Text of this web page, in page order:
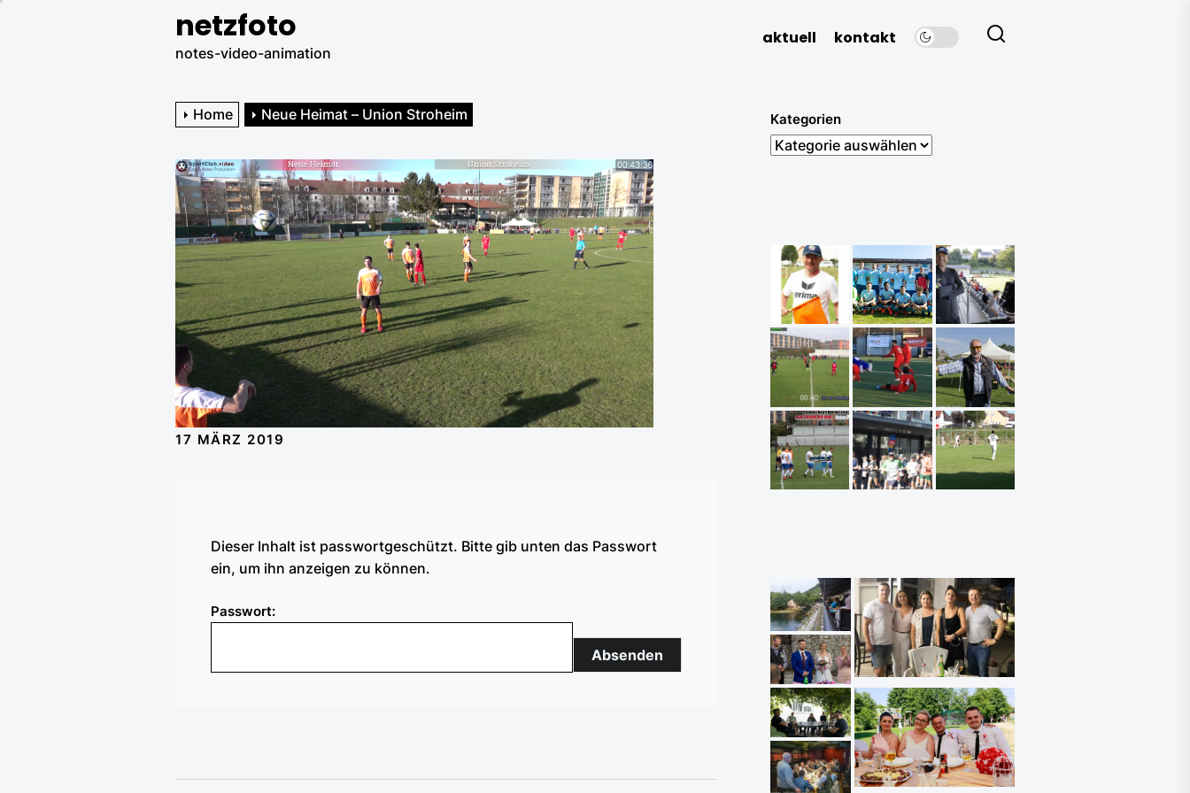
netzfoto
notes-video-animation
aktuell kontakt
Home Neue Heimat – Union Stroheim
17 MÄRZ 2019
Dieser Inhalt ist passwortgeschützt. Bitte gib unten das Passwort
ein, um ihn anzeigen zu können.
Passwort:
Kategorien